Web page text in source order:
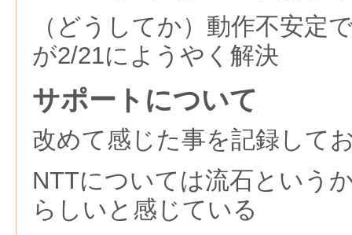
（どうしてか）動作不安定
が2/21にようやく解決
サポートについて
改めて感じた事を記録して
NTTについては流石という
らしいと感じている